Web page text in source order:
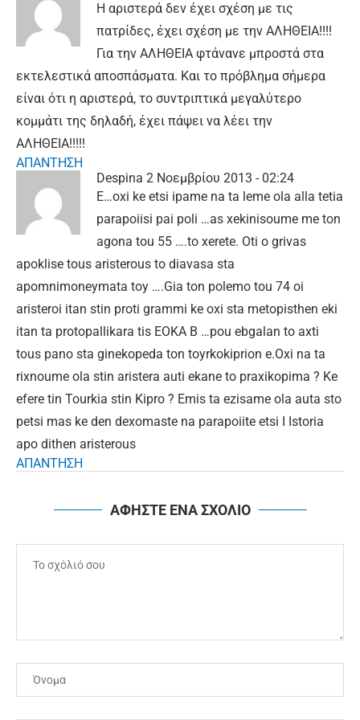
Η αριστερά δεν έχει σχέση με τις
πατρίδες, έχει σχέση με την ΑΛΗΘΕΙΑ!!!!
Για την ΑΛΗΘΕΙΑ φτάνανε μπροστά στα
εκτελεστικά αποσπάσματα. Και το πρόβλημα σήμερα
είναι ότι η αριστερά, το συντριπτικά μεγαλύτερο
κομμάτι της δηλαδή, έχει πάψει να λέει την
ΑΛΗΘΕΙΑ!!!!!
ΑΠΑΝΤΗΣΗ
Despina 2 Νοεμβρίου 2013 - 02:24
E…oxi ke etsi ipame na ta leme ola alla tetia
parapoiisi pai poli …as xekinisoume me ton
agona tou 55 ….to xerete. Oti o grivas
apoklise tous aristerous to diavasa sta
apomnimoneymata toy ….Gia ton polemo tou 74 oi
aristeroi itan stin proti grammi ke oxi sta metopisthen eki
itan ta protopallikara tis EOKA B …pou ebgalan to axti
tous pano sta ginekopeda ton toyrkokiprion e.Oxi na ta
rixnoume ola stin aristera auti ekane to praxikopima ? Ke
efere tin Tourkia stin Kipro ? Emis ta ezisame ola auta sto
petsi mas ke den dexomaste na parapoiite etsi I Istoria
apo dithen aristerous
ΑΠΑΝΤΗΣΗ
ΑΦΗΣΤΕ ΕΝΑ ΣΧΟΛΙΟ